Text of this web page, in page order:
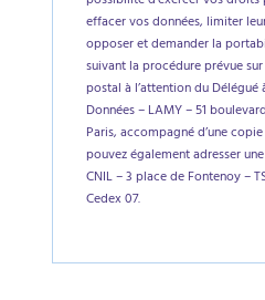
effacer vos données, limiter
opposer et demander la
suivant la procédure prévue
postal à l’attention du
Données – LAMY – 51
Paris, accompagné d’une
pouvez également adresser
CNIL – 3 place de Fontenoy –
Cedex 07.